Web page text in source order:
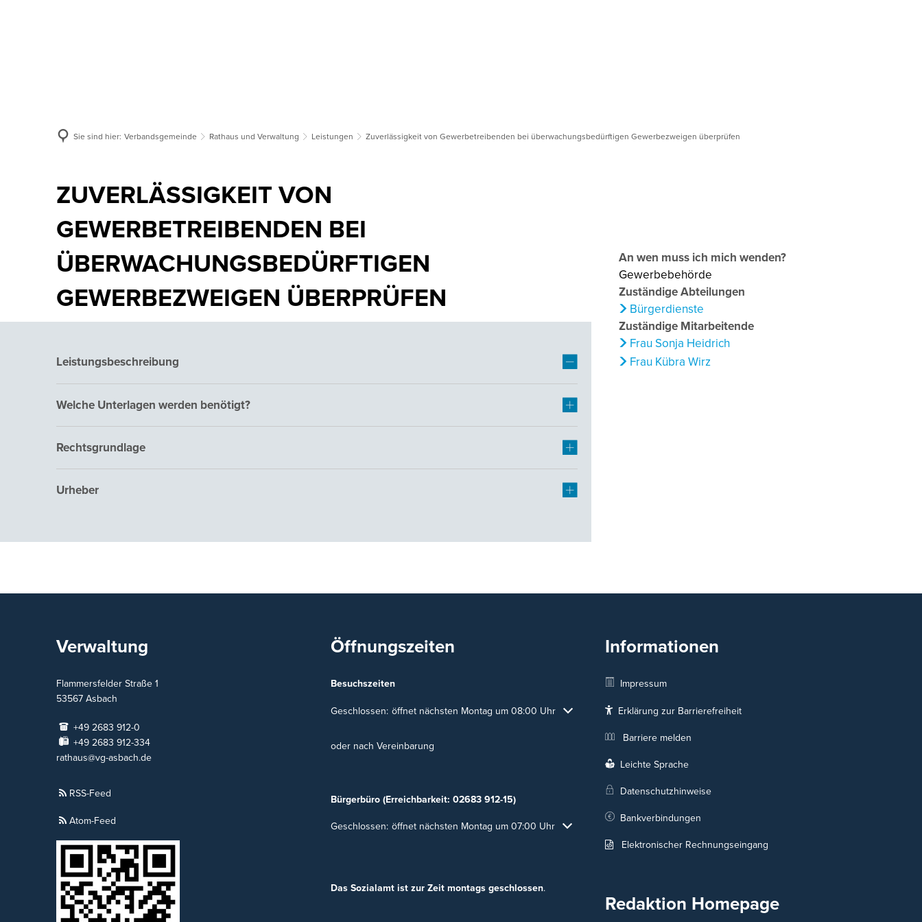
Sie sind hier: Verbandsgemeinde Rathaus und Verwaltung Leistungen Zuverlässigkeit von Gewerbetreibenden bei überwachungsbedürftigen Gewerbezweigen überprüfen
ZUVERLÄSSIGKEIT VON
GEWERBETREIBENDEN BEI
ÜBERWACHUNGSBEDÜRFTIGEN
GEWERBEZWEIGEN ÜBERPRÜFEN
Leistungsbeschreibung
Welche Unterlagen werden benötigt?
Rechtsgrundlage
Urheber
An wen muss ich mich wenden?
Gewerbebehörde
Zuständige Abteilungen
Bürgerdienste
Zuständige Mitarbeitende
Frau Sonja Heidrich
Frau Kübra Wirz
Verwaltung
Flammersfelder Straße 1
53567 Asbach
+49 2683 912-0
+49 2683 912-334
rathaus@vg-asbach.de
RSS-Feed
Atom-Feed
Öffnungszeiten
Besuchszeiten
Klicken, um weitere Öffnungs- oder Schließzeiten auszublenden
Geschlossen: öffnet nächsten Montag um 08:00 Uhr
oder nach Vereinbarung
Bürgerbüro (Erreichbarkeit: 02683 912-15)
Klicken, um weitere Öffnungs- oder Schließzeiten auszublenden
Geschlossen: öffnet nächsten Montag um 07:00 Uhr
Das Sozialamt ist zur Zeit montags geschlossen.
Informationen
Impressum
Erklärung zur Barrierefreiheit
Barriere melden
Leichte Sprache
Datenschutzhinweise
Bankverbindungen
Elektronischer Rechnungseingang
Redaktion Homepage